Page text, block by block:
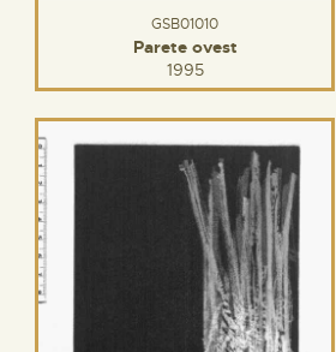
GSB01010
Parete ovest
1995